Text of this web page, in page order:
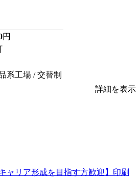
円
系工場 / 交替制
詳細を表示